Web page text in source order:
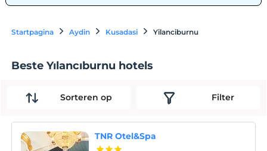
Startpagina Aydin Kusadasi Yilanciburnu
Beste Yılancıburnu hotels
Sorteren op Filter
TNR Otel&Spa